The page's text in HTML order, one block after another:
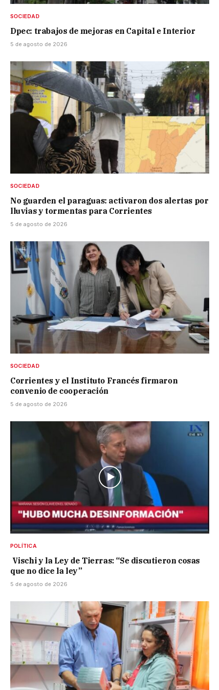
SOCIEDAD
Dpec: trabajos de mejoras en Capital e Interior
5 de agosto de 2026
SOCIEDAD
No guarden el paraguas: activaron dos alertas por
lluvias y tormentas para Corrientes
5 de agosto de 2026
SOCIEDAD
Corrientes y el Instituto Francés firmaron
convenio de cooperación
5 de agosto de 2026
POLÍTICA
Vischi y la Ley de Tierras: “Se discutieron cosas
que no dice la ley”
5 de agosto de 2026